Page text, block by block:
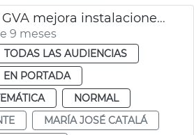
Convenio con GVA mejora instalaciones hidráulicas
9 meses
TODAS LAS AUDIENCIAS
EN PORTADA
NORMAL
MARÍA JOSÉ CATALÁ